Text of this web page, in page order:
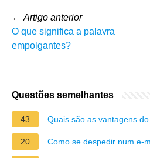
← Artigo anterior
O que significa a palavra
empolgantes?
Questões semelhantes
43 Quais são as vantagens
20 Como se despedir num e-